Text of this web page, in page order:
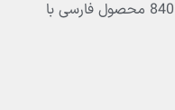
840 محصول فارسی با